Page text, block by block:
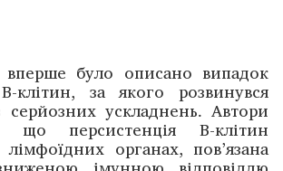
вперше було описано випадок
клітин, за якого розвинувся
серйозних ускладнень. Автори
що персистенція В-клітин
органах, пов’язана